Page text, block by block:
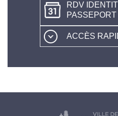
RDV
PASSEPORT
ACCÈS